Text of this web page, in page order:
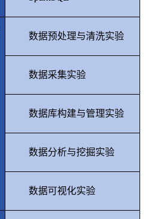
数据预处理与清洗实验
数据采集实验
数据库构建与管理实验
数据分析与挖掘实验
数据可视化实验